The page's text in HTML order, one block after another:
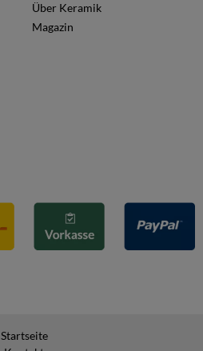
Über Keramik
Magazin
Startseite